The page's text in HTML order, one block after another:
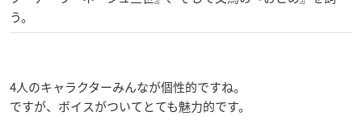
う。
4人のキャラクターみんなが個性的ですね。
ですが、ボイスがついてとても魅力的です。